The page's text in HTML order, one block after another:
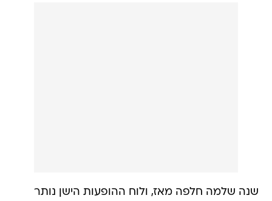
שנה שלמה חלפה מאז, ולוח ההופעות הישן נותר